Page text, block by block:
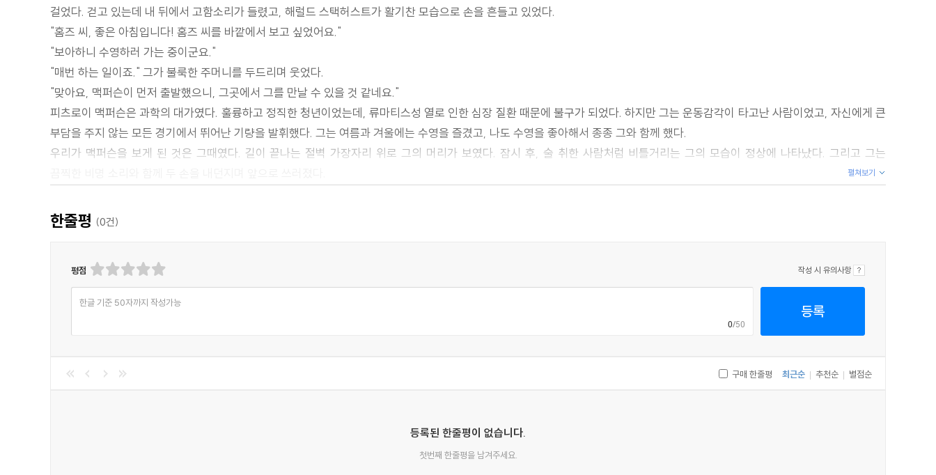
걸었다. 걷고 있는데 내 뒤에서 고함소리가 들렸고, 해럴드 스택허스트가 활기찬 모습으로 손을 흔들고 있었다.
"홈즈 씨, 좋은 아침입니다! 홈즈 씨를 바깥에서 보고 싶었어요."
"보아하니 수영하러 가는 중이군요."
"매번 하는 일이죠." 그가 불룩한 주머니를 두드리며 웃었다.
"맞아요, 맥퍼슨이 먼저 출발했으니, 그곳에서 그를 만날 수 있을 것 같네요."
피츠로이 맥퍼슨은 과학의 대가였다. 훌륭하고 정직한 청년이었는데, 류마티스성 열로 인한 심장 질환 때문에 불구가 되었다. 하지만 그는 운동감각이 타고난 사람이었고, 자신에게 큰
부담을 주지 않는 모든 경기에서 뛰어난 기량을 발휘했다. 그는 여름과 겨울에는 수영을 즐겼고, 나도 수영을 좋아해서 종종 그와 함께 했다.
우리가 맥퍼슨을 보게 된 것은 그때였다. 길이 끝나는 절벽 가장자리 위로 그의 머리가 보였다. 잠시 후, 술 취한 사람처럼 비틀거리는 그의 모습이 정상에 나타났다. 그리고 그는
그의 얼굴에 희미한 생기가 들어왔고, 그는 간절한 목소리로 두세 마디를 내뱉었다. 어눌하고 불분명했지만, 내 귀에는 그의 입술에서 비명처럼 터져 나온 마지막 단어가 '사자의 갈기'
스택허스트는 갑작스런 공포에 얼어 붙었지만, 나는 원래 그렇듯이 모든 감각을 곤두세우고 있었다. 그리고 우리가 특별한 사건에 직면했다는 것이 금새 분명해졌기 때문에
긴장해야만 했다. 그 남자는 버버리 오버코트와 바지만 입고, 끈이 풀린 캔버스 신발을 신고 있었다. 그가 넘어지면서 어깨에 걸치고 있던 코트가 벗겨져 몸통이 그대로 드러났다.
우리는 깜짝 놀라 그 모습을 바라보았다. 그의 등은 마치, 가느다란 철사로 끔찍하게 채찍질을 당한 듯 검붉은 선으로 뒤덮여 있었다. 그의 어깨와 갈비뼈 주위에 길고 벌겋게 곪은
상처가 휘어져 있는 것으로 보아 이 고문에 사용된 도구는 유연한 것임이 틀림없었다. 그의 턱에서 흘러내리는 피를 보면, 고통스러운 발작으로 아랫입술을 깨문 흔적이라는 것을 알 수
흡입력이 있으며, 극단적일 정도로 꼬여 있기 때문에, 읽은 내내 나는 추리를 멈출 수 없었다. 정말로 특이한 인물들이 등장하고, 흥미롭다. 셜록 홈즈 이야기들 중 최고의 이야기."
펼쳐보기
한줄평 (0건)
평점 작성 시 유의사항
한글 기준 50자까지 작성가능
0/50
등록
구매 한줄평 최근순 추천순 별점순
등록된 한줄평이 없습니다.
첫번째 한줄평을 남겨주세요.